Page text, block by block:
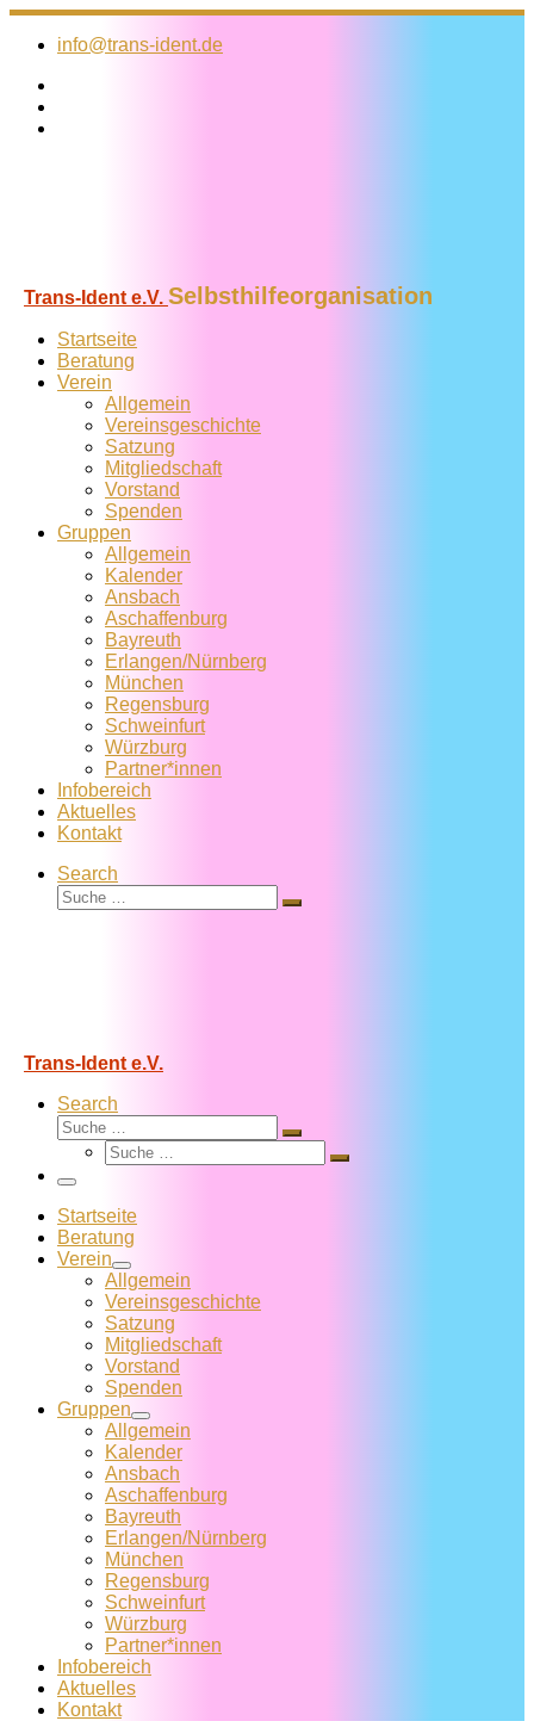
Zum
Inhalt
info@trans-ident.de
Trans-Ident e.V. Selbsthilfeorganisation
Startseite
Beratung
Verein
Allgemein
Vereins­geschichte
Satzung
Mitglied­schaft
Vorstand
Spenden
Gruppen
Allgemein
Kalender
Ansbach
Aschaffenburg
Bayreuth
Erlangen/Nürnberg
München
Regensburg
Schweinfurt
Würzburg
Partner*innen
Infobereich
Aktuelles
Kontakt
Search
Suche
Suche
Trans-Ident e.V.
Search
Suche
Suche
Suche
Suche
Menü
Startseite
Beratung
Verein
Allgemein
Vereins­geschichte
Satzung
Mitglied­schaft
Vorstand
Spenden
Gruppen
Allgemein
Kalender
Ansbach
Aschaffenburg
Bayreuth
Erlangen/Nürnberg
München
Regensburg
Schweinfurt
Würzburg
Partner*innen
Infobereich
Aktuelles
Kontakt